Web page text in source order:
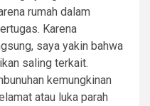
rumah dalam
Karena
saya yakin bahwa
saling terkait.
kemungkinan
atau luka parah